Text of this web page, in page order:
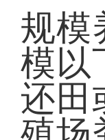
规模
模以
还田